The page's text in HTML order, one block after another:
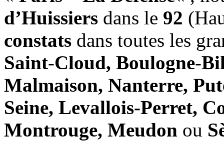
d’Huissiers dans le 92
constats dans toutes les
Saint-Cloud, Boulogne-
Malmaison, Nanterre,
Seine, Levallois-Perret,
Montrouge, Meudon ou